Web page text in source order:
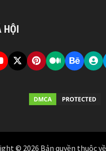
HỘI
© 2026 Bản quyền thuộc